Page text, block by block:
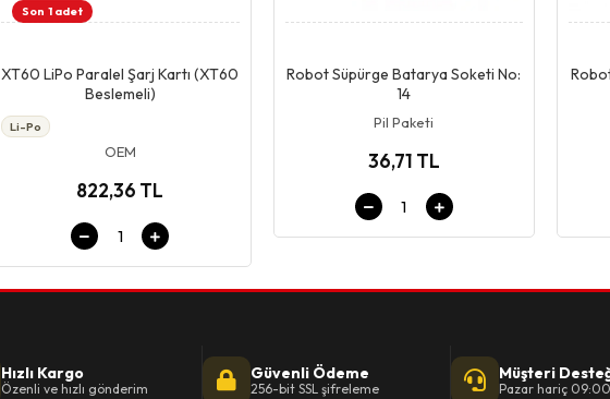
Son 1 adet
XT60 LiPo Paralel Şarj Kartı (XT60
Beslemeli)
Li-Po
OEM
822,36 TL
Robot Süpürge Batarya Soketi No:
14
Pil Paketi
36,71 TL
Hızlı Kargo
Özenli ve hızlı gönderim
Güvenli Ödeme
256-bit SSL şifreleme
Müşteri
Pazar hariç